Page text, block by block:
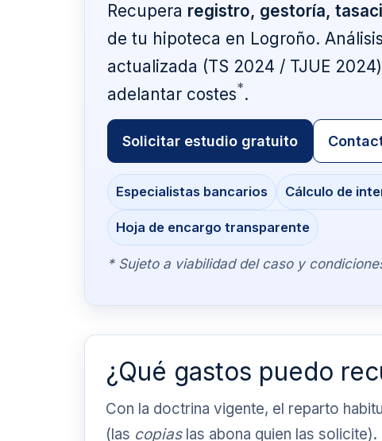
Recupera registro, gestoría,
de tu hipoteca en Logroño. Análisis
actualizada (TS 2024 / TJUE
adelantar costes*.
Solicitar estudio gratuito
Especialistas bancarios Cálculo de
Hoja de encargo transparente
* Sujeto a viabilidad del caso y
¿Qué gastos puedo
Con la doctrina vigente, el reparto
(las copiaslas abona quien las solicite).